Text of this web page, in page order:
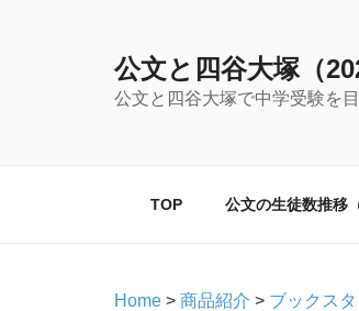
公文と四谷大塚（
公文と四谷大塚で中学受験を
TOP 公文の生徒数推移
Home > 商品紹介 > ブックス